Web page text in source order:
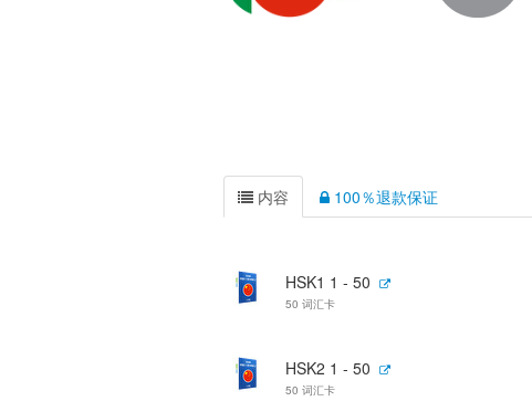
内容 100％退款保证
HSK1 1 - 50
50 词汇卡
HSK2 1 - 50
50 词汇卡